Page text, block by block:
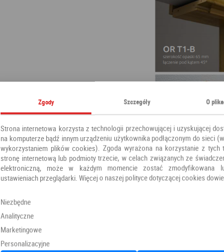
Zgody Szczegóły O
Strona internetowa korzysta z technologii przechowującej i uzyskującej
na komputerze bądź innym urządzeniu użytkownika podłączonym do sieci
wykorzystaniem plików cookies). Zgoda wyrażona na korzystanie z tych
stronę internetową lub podmioty trzecie, w celach związanych ze
elektroniczną, może w każdym momencie zostać zmodyfikowana
ustawieniach przeglądarki. Więcej o naszej polityce dotyczącej cookies
Niezbędne
Analityczne
Marketingowe
Personalizacyjne